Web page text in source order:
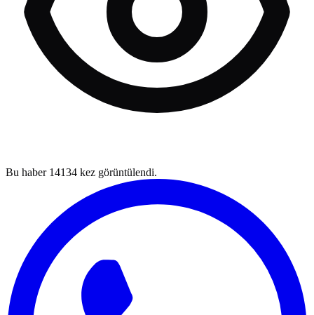
Bu haber 14134 kez görüntülendi.